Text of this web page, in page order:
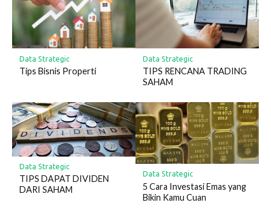
Data Strategic
Tips Bisnis Properti
Data Strategic
TIPS RENCANA TRADING
SAHAM
Data Strategic
TIPS DAPAT DIVIDEN
DARI SAHAM
Data Strategic
5 Cara Investasi Emas yang
Bikin Kamu Cuan